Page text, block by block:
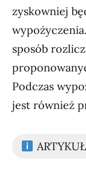
zyskowniej
sposób
Podczas
jest również